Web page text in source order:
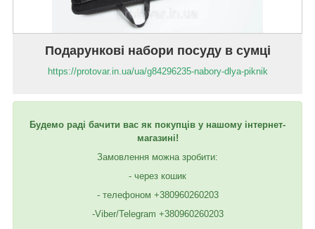
Подарункові набори посуду в сумці
https://protovar.in.ua/ua/g84296235-nabory-dlya-piknik
Будемо раді бачити вас як покупців у нашому інтернет-
магазині!
Замовлення можна зробити:
- через кошик
- телефоном +380960260203
-Viber/Telegram +380960260203